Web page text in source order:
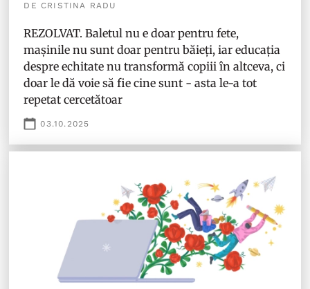
DE CRISTINA RADU
REZOLVAT. Baletul nu e doar pentru fete,
mașinile nu sunt doar pentru băieți, iar educația
despre echitate nu transformă copiii în altceva, ci
doar le dă voie să fie cine sunt - asta le-a tot
repetat cercetătoar
03.10.2025